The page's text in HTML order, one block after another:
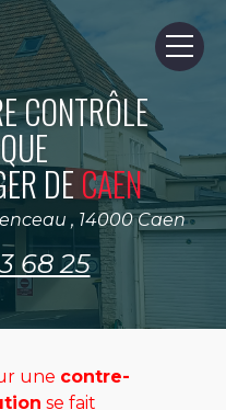
CONTRÔLE
DECAEN
, 14000 Caen
68 25
une contre-
se fait